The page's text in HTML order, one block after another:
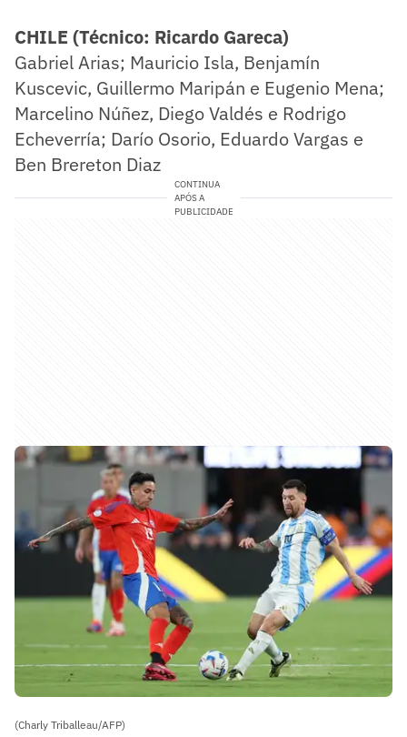
CHILE (Técnico: Ricardo Gareca)
Gabriel Arias; Mauricio Isla, Benjamín
Kuscevic, Guillermo Maripán e Eugenio Mena;
Marcelino Núñez, Diego Valdés e Rodrigo
Echeverría; Darío Osorio, Eduardo Vargas e
Ben Brereton Diaz
CONTINUA
APÓS A
PUBLICIDADE
(Charly Triballeau/AFP)